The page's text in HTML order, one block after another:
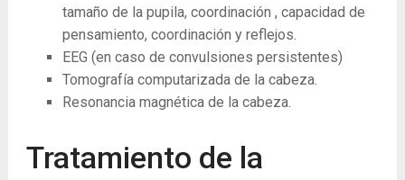
tamaño de la pupila, coordinación , capacidad de
pensamiento, coordinación y reflejos.
EEG (en caso de convulsiones persistentes)
Tomografía computarizada de la cabeza.
Resonancia magnética de la cabeza.
Tratamiento de la